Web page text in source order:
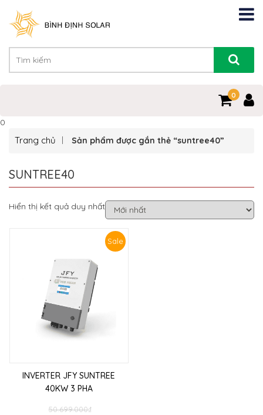
0
0
Trang chủ Sản phẩm được gắn thẻ “suntree40”
SUNTREE40
Hiển thị kết quả duy nhất
Sale
INVERTER JFY SUNTREE
40KW 3 PHA
₫
50.699.000